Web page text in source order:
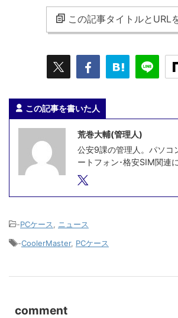
この記事タイトルとURL
この記事を書いた人
荒巻大輔(管理人)
公安9課の管理人。パソコ
ートフォン･格安SIM関連
-PCケース
ニュース
-CoolerMaster, PCケース
comment